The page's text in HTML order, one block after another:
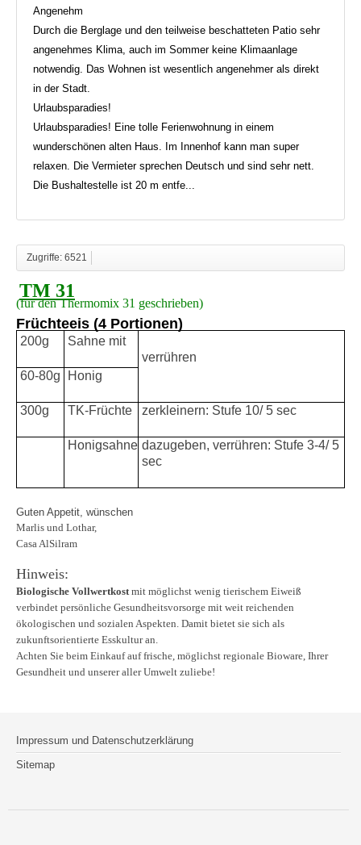
Angenehm
Durch die Berglage und den teilweise beschatteten Patio sehr
angenehmes Klima, auch im Sommer keine Klimaanlage
notwendig. Das Wohnen ist wesentlich angenehmer als direkt
in der Stadt.
Urlaubsparadies!
Urlaubsparadies! Eine tolle Ferienwohnung in einem
wunderschönen alten Haus. Im Innenhof kann man super
relaxen. Die Vermieter sprechen Deutsch und sind sehr nett.
Die Bushaltestelle ist 20 m entfe...
Zugriffe: 6521
TM 31
(für den Thermomix 31 geschrieben)
Früchteeis (4 Portionen)
200g
Sahne mit
verrühren
60-80g
Honig
300g TK-Früchte zerkleinern: Stufe 10/ 5 sec
Honigsahne dazugeben, verrühren: Stufe 3-4/ 5
sec
Guten Appetit, wünschen
Marlis und Lothar,
Casa AlSilram
Hinweis:
Biologische Vollwertkostmit möglichst wenig tierischem Eiweiß
verbindet persönliche Gesundheitsvorsorge mit weit reichenden
ökologischen und sozialen Aspekten. Damit bietet sie sich als
zukunftsorientierte Esskultur an.
Achten Sie beim Einkauf auf frische, möglichst regionale Bioware, Ihrer
Gesundheit und unserer aller Umwelt zuliebe!
Impressum und Datenschutzerklärung
Sitemap